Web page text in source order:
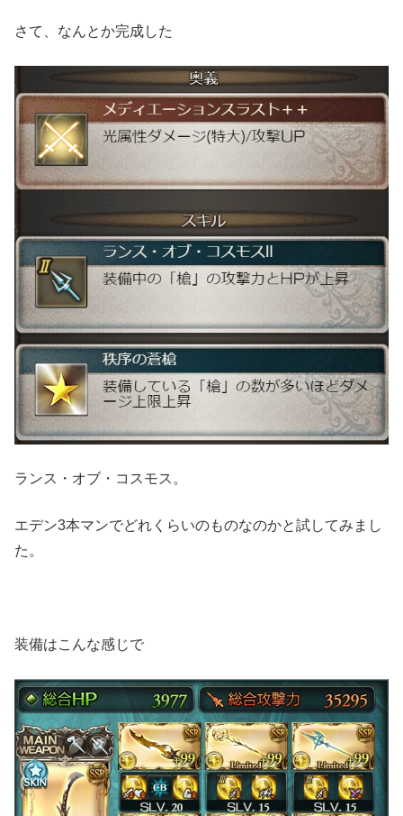
さて、なんとか完成した
ランス・オブ・コスモス。
エデン3本マンでどれくらいのものなのかと試してみまし
た。
装備はこんな感じで